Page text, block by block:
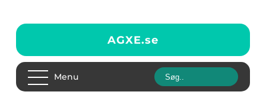
AGXE.se
Menu